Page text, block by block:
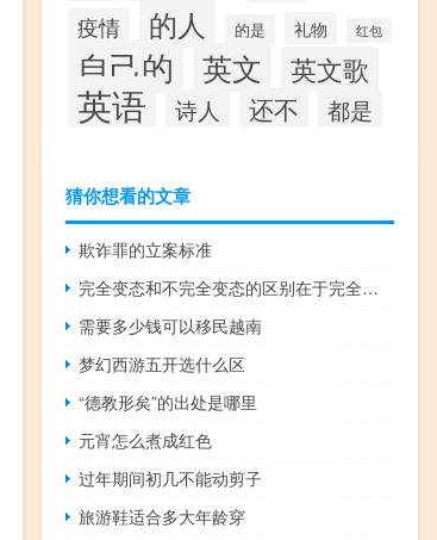
疫情 的人 的是 礼物 红包
自己的 英文 英文歌
英语 诗人 还不 都是
猜你想看的文章
欺诈罪的立案标准
完全变态和不完全变态的区别在于完全变态昆虫有幼期
需要多少钱可以移民越南
梦幻西游五开选什么区
“德教形矣”的出处是哪里
元宵怎么煮成红色
过年期间初几不能动剪子
旅游鞋适合多大年龄穿